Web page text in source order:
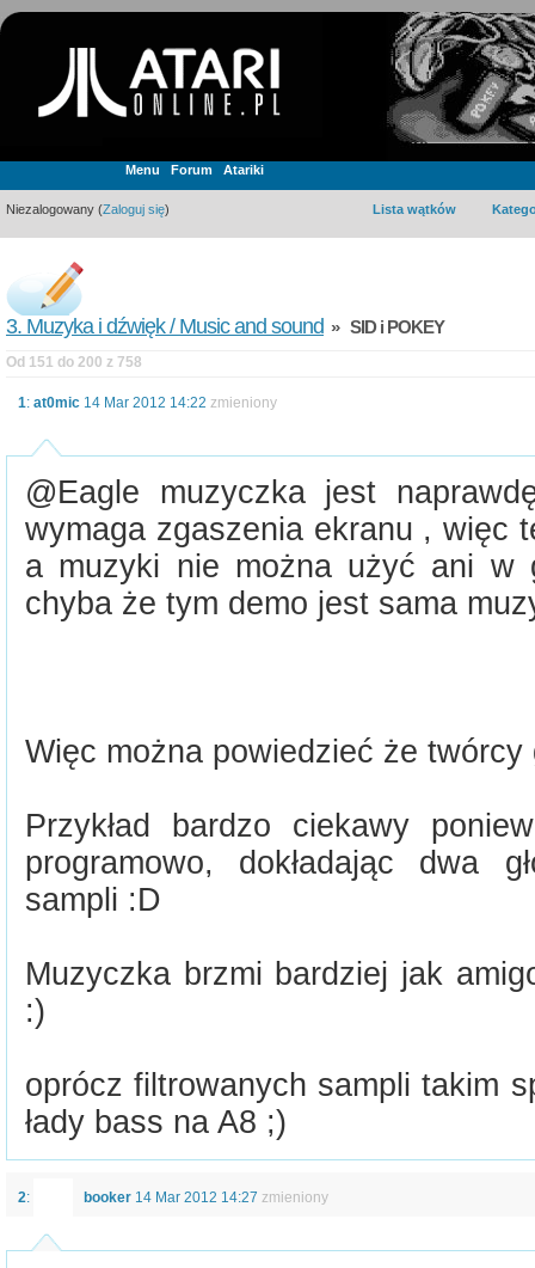
Menu Forum Atariki
Niezalogowany (Zaloguj się) Lista wątków
3. Muzyka i dźwięk / Music and sound » SID i POKEY
Od 151 do 200 z 758
1: at0mic 14 Mar 2012 14:22 zmieniony
@Eagle muzyczka jest
wymaga zgaszenia ekranu , więc
a muzyki nie można użyć ani
chyba że tym demo jest sama
Więc można powiedzieć że twórcy
Przykład bardzo ciekawy
programowo, dokładając dwa
sampli :D
Muzyczka brzmi bardziej jak
:)
oprócz filtrowanych sampli takim
łady bass na A8 ;)
2: booker 14 Mar 2012 14:27 zmieniony